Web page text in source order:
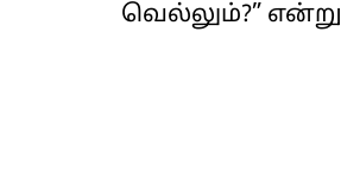
வெல்லும்?” என்று